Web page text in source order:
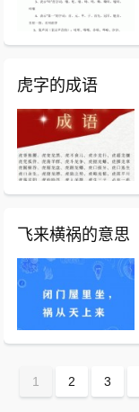
虎字的成语
飞来横祸的意思
1 2 3